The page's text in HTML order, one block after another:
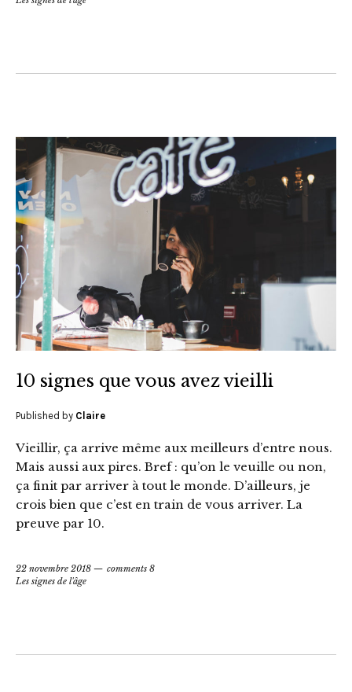
10 signes que vous avez vieilli
Published by Claire
Vieillir, ça arrive même aux meilleurs d’entre nous.
Mais aussi aux pires. Bref : qu’on le veuille ou non,
ça finit par arriver à tout le monde. D’ailleurs, je
crois bien que c’est en train de vous arriver. La
preuve par 10.
22 novembre 2018
comments 8
Les signes de l'âge